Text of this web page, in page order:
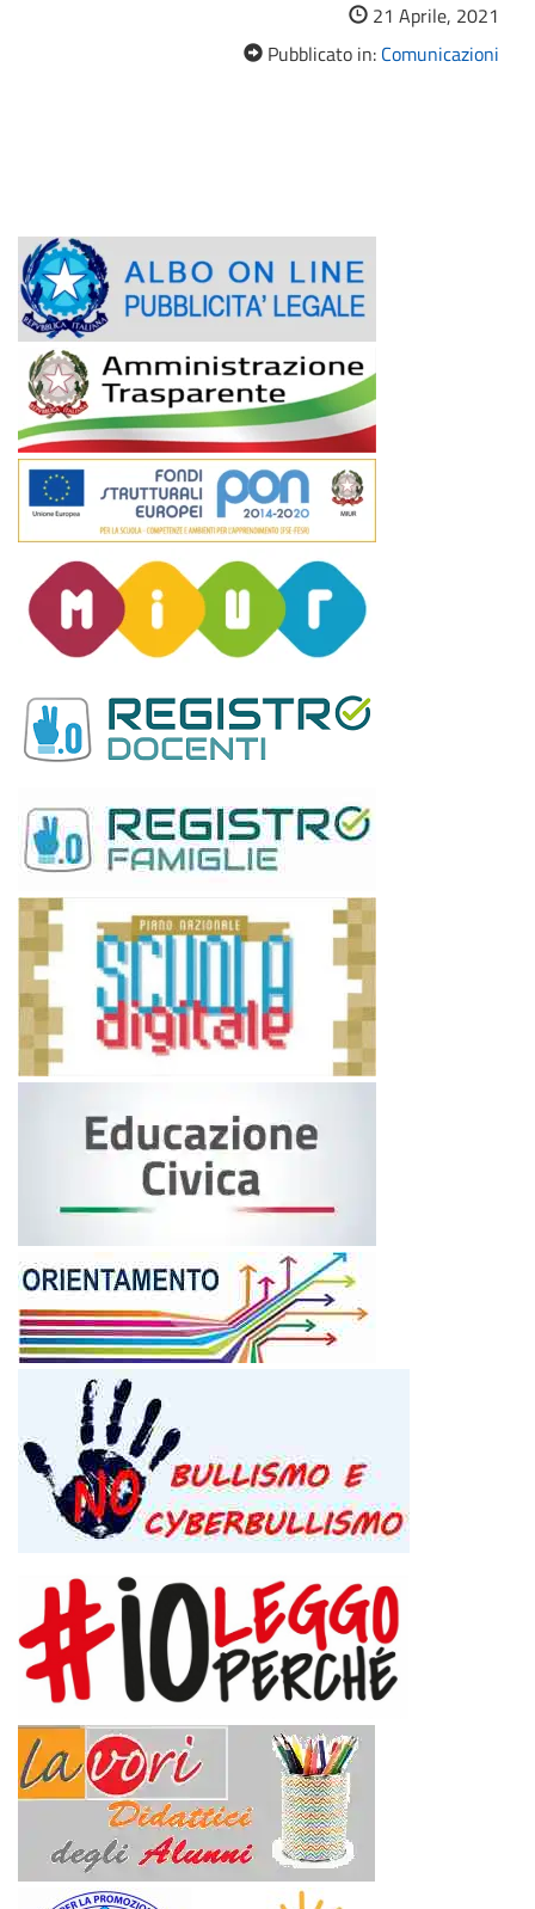
21 Aprile, 2021
Pubblicato in: Comunicazioni